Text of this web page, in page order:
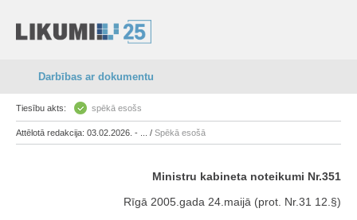
Darbības ar dokumentu
Tiesību akts: spēkā esošs
Attēlotā redakcija: 03.02.2026. - ... / Spēkā esošā
Ministru kabineta noteikumi Nr.351
Rīgā 2005.gada 24.maijā (prot. Nr.31 12.§)